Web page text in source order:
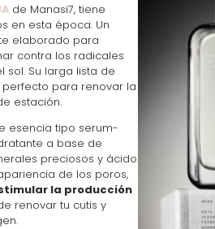
de Manasi7, tiene
en esta época. Un
elaborado para
contra los radicales
sol. Su larga lista de
para renovar la
estación.
esencia tipo serum-
a base de
preciosos y ácido
de los poros,
la producción
renovar tu cutis y